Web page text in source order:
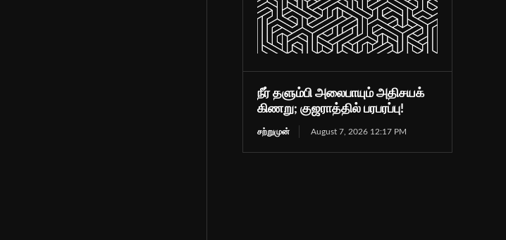
நீர் தளும்பி அலைபாயும் அதிசயக்
கிணறு; குஜராத்தில் பரபரப்பு!
சற்றுமுன் August 7, 2026 12:17 PM